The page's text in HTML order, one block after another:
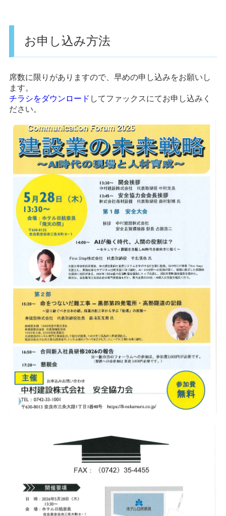
お申し込み方法
席数に限りがありますので、早めの申し込みをお願いし
ます。
チラシをダウンロード してファックスにてお申し込みく
ださい。